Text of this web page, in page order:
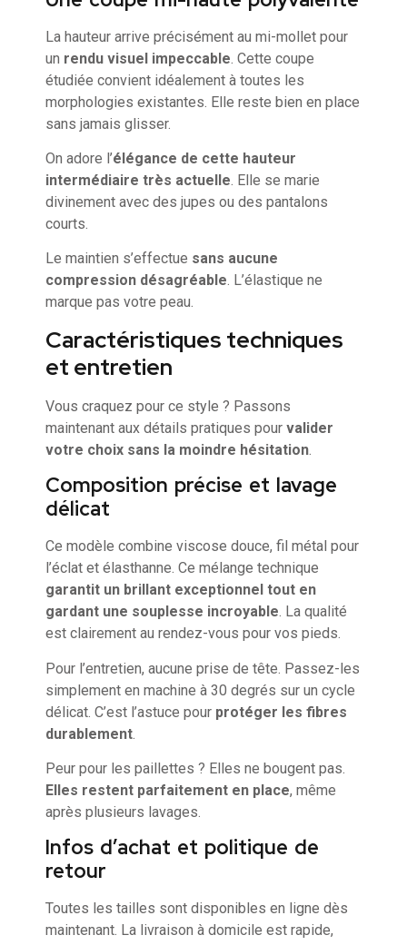
La hauteur arrive précisément au mi-mollet pour
un rendu visuel impeccable . Cette coupe
étudiée convient idéalement à toutes les
morphologies existantes. Elle reste bien en place
sans jamais glisser.
On adore l’élégance de cette hauteur
intermédiaire très actuelle. Elle se marie
divinement avec des jupes ou des pantalons
courts.
Le maintien s’effectue sans aucune
compression désagréable. L’élastique ne
marque pas votre peau.
Caractéristiques techniques
et entretien
Vous craquez pour ce style ? Passons
maintenant aux détails pratiques pour valider
votre choix sans la moindre hésitation.
Composition précise et lavage
délicat
Ce modèle combine viscose douce, fil métal pour
l’éclat et élasthanne. Ce mélange technique
garantit un brillant exceptionnel tout en
gardant une souplesse incroyable. La qualité
est clairement au rendez-vous pour vos pieds.
Pour l’entretien, aucune prise de tête. Passez-les
simplement en machine à 30 degrés sur un cycle
délicat. C’est l’astuce pour protéger les fibres
durablement
Peur pour les paillettes ? Elles ne bougent pas.
Elles restent parfaitement en place, même
après plusieurs lavages.
Infos d’achat et politique de
retour
Toutes les tailles sont disponibles en ligne dès
maintenant. La livraison à domicile est rapide,